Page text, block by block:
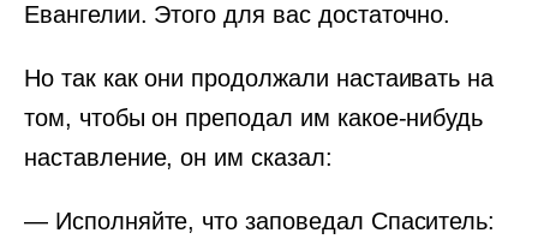
Евангелии. Этого для вас достаточно.
Но так как они продолжали настаивать на
том, чтобы он преподал им какое-нибудь
наставление, он им сказал:
— Исполняйте, что заповедал Спаситель: